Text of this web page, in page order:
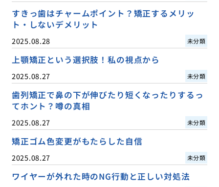
すきっ歯はチャームポイント？矯正するメリッ
ト・しないデメリット
2025.08.28 未分類
上顎矯正という選択肢！私の視点から
2025.08.27 未分類
歯列矯正で鼻の下が伸びたり短くなったりするっ
てホント？噂の真相
2025.08.27 未分類
矯正ゴム色変更がもたらした自信
2025.08.27 未分類
ワイヤーが外れた時のNG行動と正しい対処法